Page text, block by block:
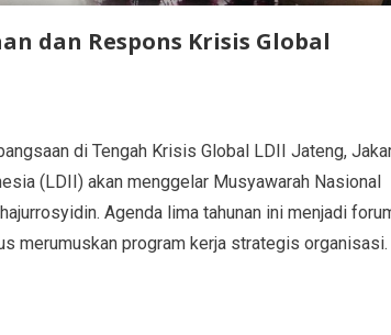
dan Respons Krisis Global
di Tengah Krisis Global LDII Jateng,
(LDII) akan menggelar Musyawarah Nasional
Agenda lima tahunan ini menjadi
merumuskan program kerja strategis organisasi.